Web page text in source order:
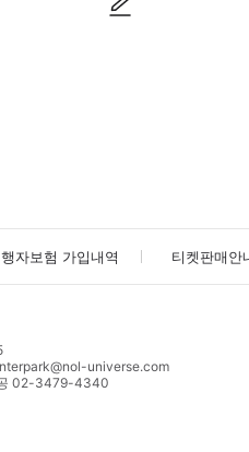
자보험 가입내역 티켓판매안
universe.com
02-3479-4340